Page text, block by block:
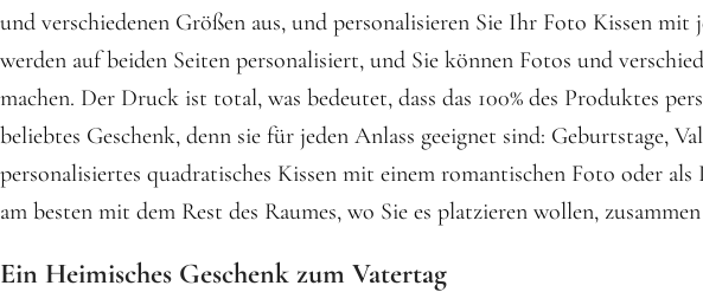
und verschiedenen Größen aus, und personalisieren Sie Ihr Foto Kissen
werden auf beiden Seiten personalisiert, und Sie können Fotos und
machen. Der Druck ist total, was bedeutet, dass das 100% des Produktes
beliebtes Geschenk, denn sie für jeden Anlass geeignet sind: Geburtstage,
personalisiertes quadratisches Kissen mit einem romantischen Foto oder
am besten mit dem Rest des Raumes, wo Sie es platzieren wollen, zusammen
Ein Heimisches Geschenk zum Vatertag